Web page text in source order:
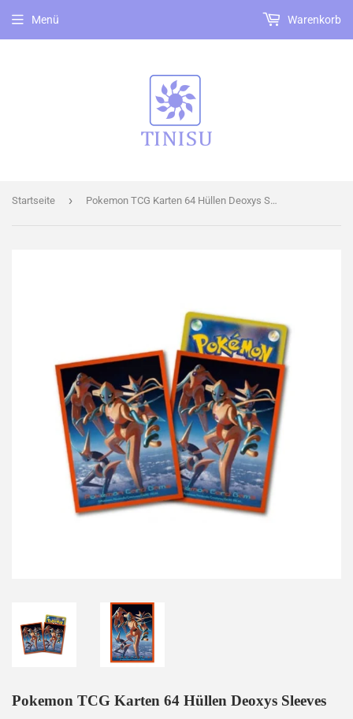
Menü Warenkorb
Startseite › Pokemon TCG Karten 64 Hüllen Deoxys Sleeves
Pokemon TCG Karten 64 Hüllen Deoxys Sleeves